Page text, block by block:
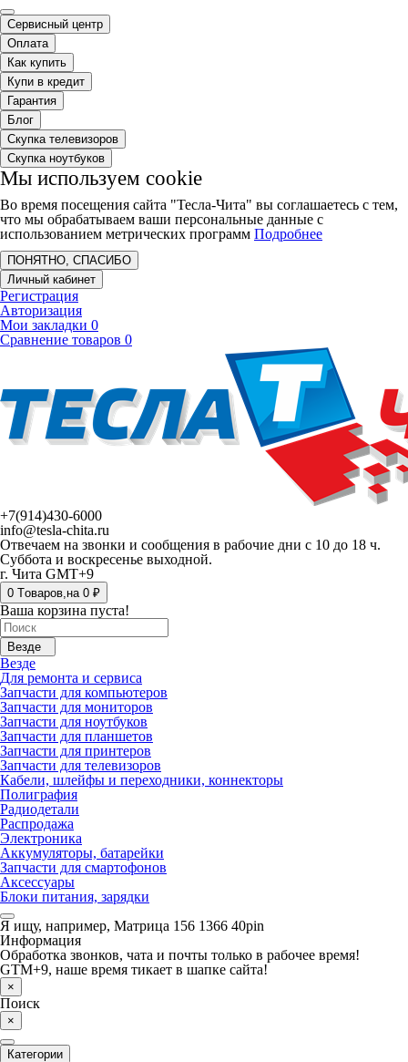
Сервисный центр
Оплата
Как купить
Купи в кредит
Гарантия
Блог
Скупка телевизоров
Скупка ноутбуков
Мы используем cookie
Во время посещения сайта "Тесла-Чита" вы соглашаетесь с тем,
что мы обрабатываем ваши персональные данные с
использованием метрических программ Подробнее
ПОНЯТНО, СПАСИБО
Личный кабинет
Регистрация
Авторизация
Мои закладки 0
Сравнение товаров 0
+7(914)430-6000
info@tesla-chita.ru
Отвечаем на звонки и сообщения в рабочие дни с 10 до 18 ч.
Суббота и воскресенье выходной.
г. Чита GMT+9
0 Tоваров,на 0 ₽
Ваша корзина пуста!
Везде
Везде
Для ремонта и сервиса
Запчасти для компьютеров
Запчасти для мониторов
Запчасти для ноутбуков
Запчасти для планшетов
Запчасти для принтеров
Запчасти для телевизоров
Кабели, шлейфы и переходники, коннекторы
Полиграфия
Радиодетали
Распродажа
Электроника
Аккумуляторы, батарейки
Запчасти для смартофонов
Аксессуары
Блоки питания, зарядки
Я ищу, например, Матрица 156 1366 40pin
Информация
Обработка звонков, чата и почты только в рабочее время!
GTM+9, наше время тикает в шапке сайта!
×
Поиск
×
Категории